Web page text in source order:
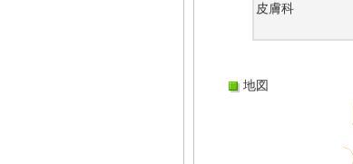
皮膚科
地図